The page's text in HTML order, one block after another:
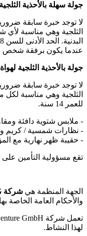
جولة سهلة بالأحذية الثلجية
لا توجد خبرة سابقة
الثلجية وهي مناسبة
عندما يكون برفقة شخص
جولة بالأحذية الثلجية
لا توجد خبرة سابقة
الثلجية وهي مناسبة لكل
للعمر 14 سنة.
- ملابس شتوية دافئة
- نظارات شمسية / كريم
- حقيبة ظهر نهارية مع
تقع مسؤولية التأمين
الجهة المنظمة هي شركة Outdoor Interlaken AG
والأحكام العامة الخاصة
لهذا النشاط.